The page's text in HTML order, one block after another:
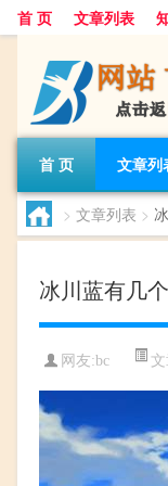
首 页 文章列表
首 页 文章列
> 文章列表 >
冰川蓝有几
网友:bc